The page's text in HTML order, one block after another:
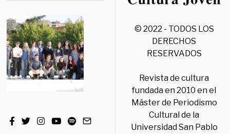
© 2022 - TODOS LOS
DERECHOS
RESERVADOS
Revista de cultura
fundada en 2010 en el
Máster de Periodismo
Cultural de la
Universidad San Pablo